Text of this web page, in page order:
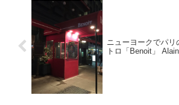
ニューヨークでパ
トロ「Benoit」